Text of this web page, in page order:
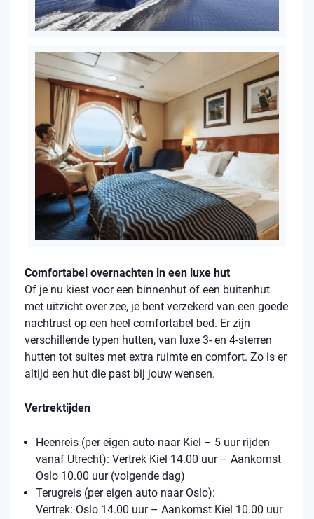
Comfortabel overnachten in een luxe hut
Of je nu kiest voor een binnenhut of een buitenhut
met uitzicht over zee, je bent verzekerd van een goede
nachtrust op een heel comfortabel bed. Er zijn
verschillende typen hutten, van luxe 3- en 4-sterren
hutten tot suites met extra ruimte en comfort. Zo is er
altijd een hut die past bij jouw wensen.
Vertrektijden
Heenreis (per eigen auto naar Kiel – 5 uur rijden
vanaf Utrecht): Vertrek Kiel 14.00 uur – Aankomst
Oslo 10.00 uur (volgende dag)
Terugreis (per eigen auto naar Oslo):
Vertrek: Oslo 14.00 uur – Aankomst Kiel 10.00 uur